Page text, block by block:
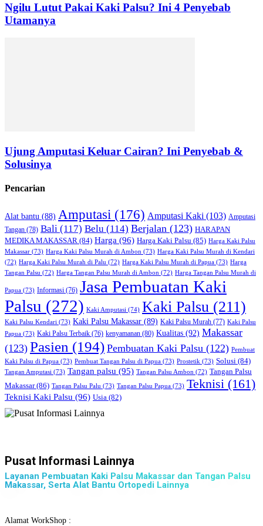
Ngilu Lutut Pakai Kaki Palsu? Ini 4 Penyebab
Utamanya
Ujung Amputasi Keluar Cairan? Ini Penyebab &
Solusinya
Pencarian
Alat bantu (88) Amputasi (176) Amputasi Kaki (103) Amputasi
Tangan (78) Bali (117) Belu (114) Berjalan (123) HARAPAN
MEDIKA MAKASSAR (84) Harga (96) Harga Kaki Palsu (85) Harga Kaki Palsu
Makassar (73) Harga Kaki Palsu Murah di Ambon (73) Harga Kaki Palsu Murah di Kendari
(72) Harga Kaki Palsu Murah di Palu (72) Harga Kaki Palsu Murah di Papua (73) Harga
Tangan Palsu (72) Harga Tangan Palsu Murah di Ambon (72) Harga Tangan Palsu Murah di
Papua (73) Informasi (76) Jasa Pembuatan Kaki
Palsu (272) Kaki Amputasi (74) Kaki Palsu (211)
Kaki Palsu Kendari (73) Kaki Palsu Makassar (89) Kaki Palsu Murah (77) Kaki Palsu
Papua (73) Kaki Palsu Terbaik (76) kenyamanan (80) Kualitas (92) Makassar
(123) Pasien (194) Pembuatan Kaki Palsu (122) Pembuat
Kaki Palsu di Papua (73) Pembuat Tangan Palsu di Papua (73) Prostetik (73) Solusi (84)
Tangan Amputasi (73) Tangan palsu (95) Tangan Palsu Ambon (72) Tangan Palsu
Makassar(86) Tangan Palsu Palu (73) Tangan Palsu Papua (73) Teknisi (161)
Teknisi Kaki Palsu (96) Usia (82)
Pusat Informasi Lainnya
Layanan Pembuatan Kaki Palsu Makassar dan Tangan Palsu
Makassar, Serta Alat Bantu Ortopedi Lainnya
Alamat WorkShop :